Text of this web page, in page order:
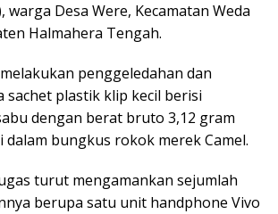
warga Desa Were, Kecamatan Weda
Halmahera Tengah.
penggeledahan dan
sachet plastik klip kecil berisi
dengan berat bruto 3,12 gram
dalam bungkus rokok merek Camel.
turut mengamankan sejumlah
berupa satu unit handphone Vivo